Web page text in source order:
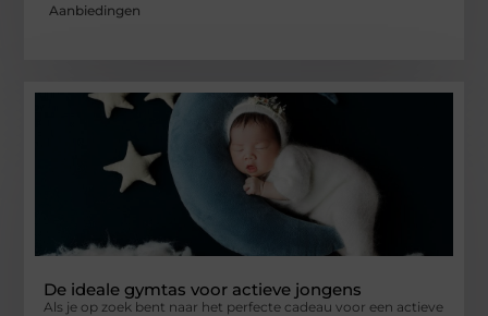
Aanbiedingen
De ideale gymtas voor actieve jongens
Als je op zoek bent naar het perfecte cadeau voor een actieve